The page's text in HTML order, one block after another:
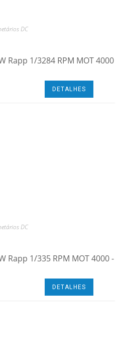
DC
Rapp 1/3284 RPM MOT 4000
DETALHES
DC
Rapp 1/335 RPM MOT 4000 -
DETALHES